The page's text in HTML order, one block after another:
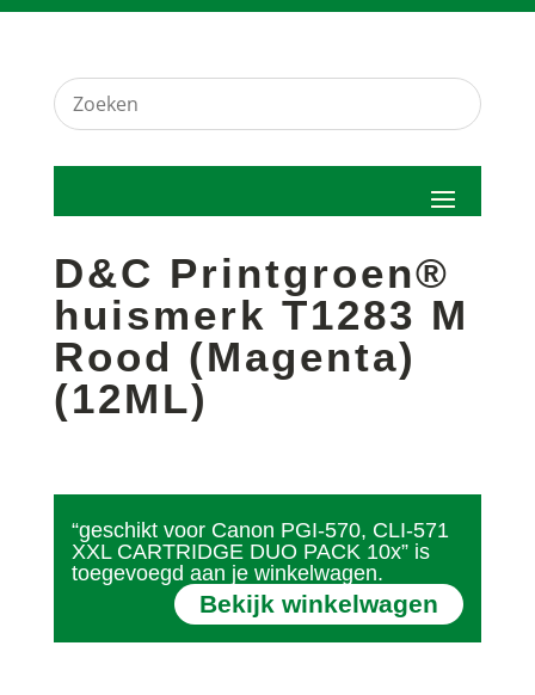
D&C Printgroen®
huismerk T1283 M
Rood (Magenta)
(12ML)
“geschikt voor Canon PGI-570, CLI-571
XXL CARTRIDGE DUO PACK 10x” is
toegevoegd aan je winkelwagen.
Bekijk winkelwagen